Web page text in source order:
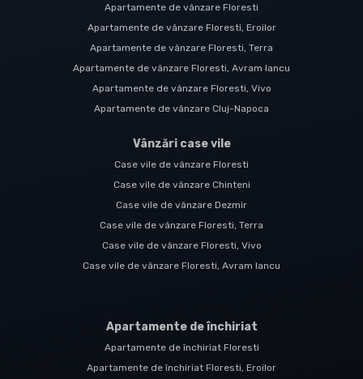
Apartamente de vânzare Floresti
Apartamente de vânzare Floresti, Eroilor
Apartamente de vânzare Floresti, Terra
Apartamente de vânzare Floresti, Avram Iancu
Apartamente de vânzare Floresti, Vivo
Apartamente de vânzare Cluj-Napoca
Vânzări case vile
Case vile de vânzare Floresti
Case vile de vânzare Chinteni
Case vile de vânzare Dezmir
Case vile de vânzare Floresti, Terra
Case vile de vânzare Floresti, Vivo
Case vile de vânzare Floresti, Avram Iancu
Apartamente de închiriat
Apartamente de închiriat Floresti
Apartamente de închiriat Floresti, Eroilor